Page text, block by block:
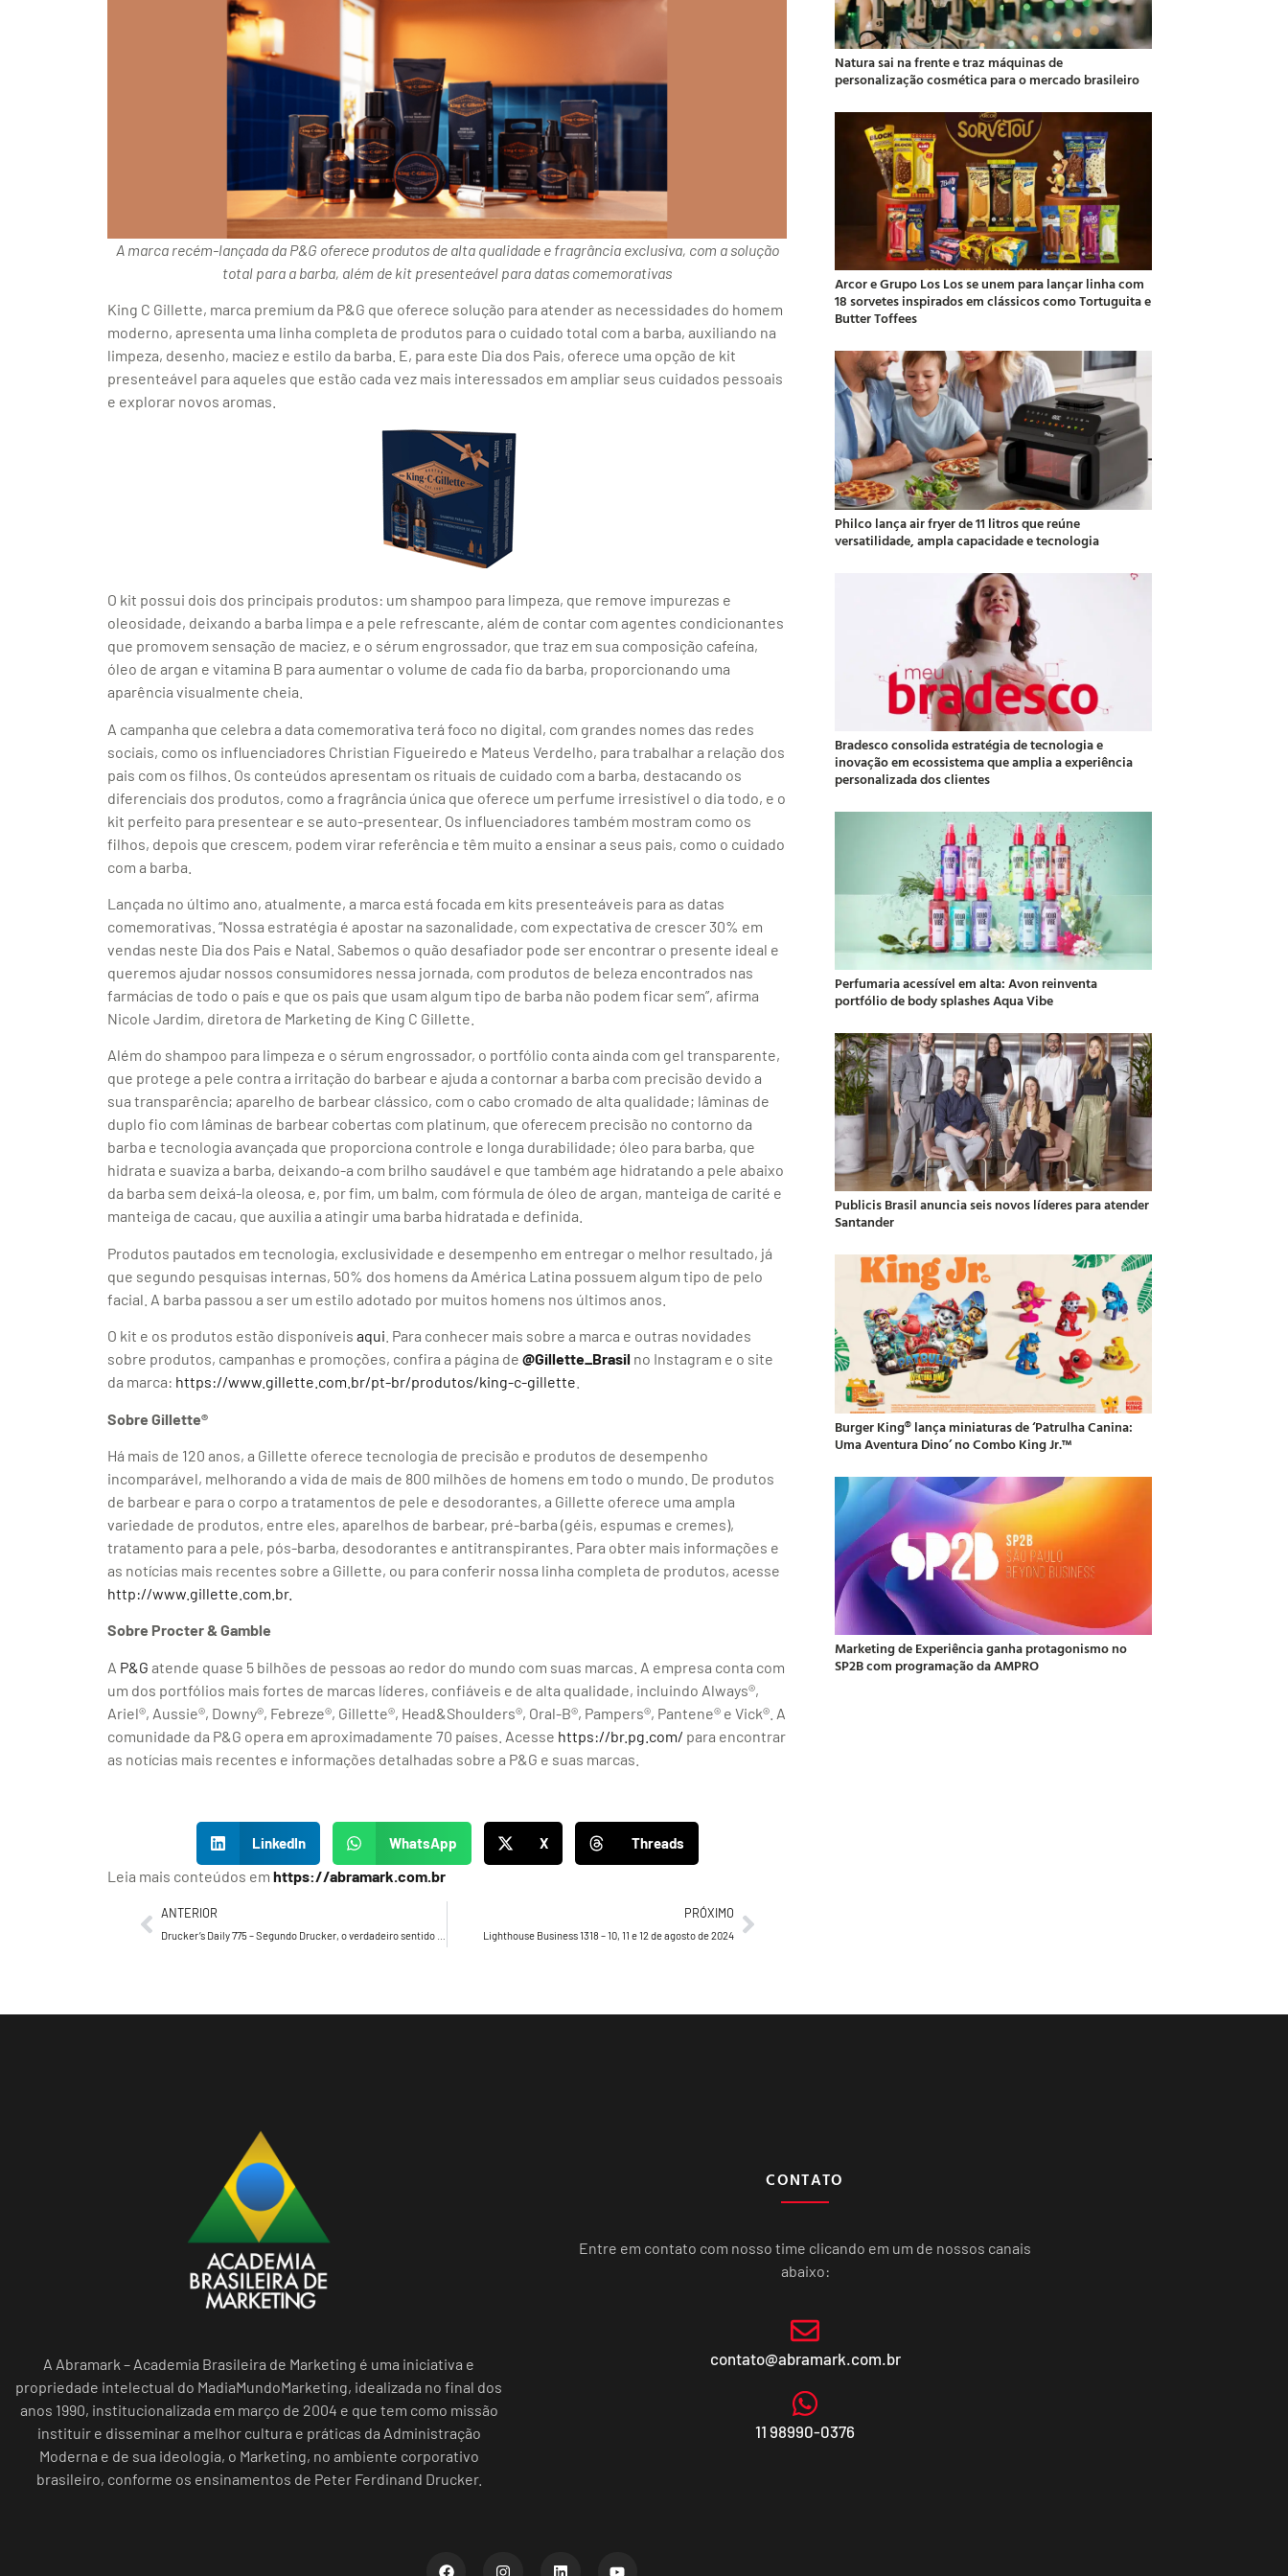
A marca recém-lançada da P&G oferece produtos de alta qualidade e fragrância exclusiva, com a solução
total para a barba, além de kit presenteável para datas comemorativas
King C Gillette, marca premium da P&G que oferece solução para atender as necessidades do homem
moderno, apresenta uma linha completa de produtos para o cuidado total com a barba, auxiliando na
limpeza, desenho, maciez e estilo da barba. E, para este Dia dos Pais, oferece uma opção de kit
presenteável para aqueles que estão cada vez mais interessados em ampliar seus cuidados pessoais
e explorar novos aromas.
O kit possui dois dos principais produtos: um shampoo para limpeza, que remove impurezas e
oleosidade, deixando a barba limpa e a pele refrescante, além de contar com agentes condicionantes
que promovem sensação de maciez, e o sérum engrossador, que traz em sua composição cafeína,
óleo de argan e vitamina B para aumentar o volume de cada fio da barba, proporcionando uma
aparência visualmente cheia.
A campanha que celebra a data comemorativa terá foco no digital, com grandes nomes das redes
sociais, como os influenciadores Christian Figueiredo e Mateus Verdelho, para trabalhar a relação dos
pais com os filhos. Os conteúdos apresentam os rituais de cuidado com a barba, destacando os
diferenciais dos produtos, como a fragrância única que oferece um perfume irresistível o dia todo, e o
kit perfeito para presentear e se auto-presentear. Os influenciadores também mostram como os
filhos, depois que crescem, podem virar referência e têm muito a ensinar a seus pais, como o cuidado
com a barba.
Lançada no último ano, atualmente, a marca está focada em kits presenteáveis para as datas
comemorativas. “Nossa estratégia é apostar na sazonalidade, com expectativa de crescer 30% em
vendas neste Dia dos Pais e Natal. Sabemos o quão desafiador pode ser encontrar o presente ideal e
queremos ajudar nossos consumidores nessa jornada, com produtos de beleza encontrados nas
farmácias de todo o país e que os pais que usam algum tipo de barba não podem ficar sem”, afirma
Nicole Jardim, diretora de Marketing de King C Gillette.
Além do shampoo para limpeza e o sérum engrossador, o portfólio conta ainda com gel transparente,
que protege a pele contra a irritação do barbear e ajuda a contornar a barba com precisão devido a
sua transparência; aparelho de barbear clássico, com o cabo cromado de alta qualidade; lâminas de
duplo fio com lâminas de barbear cobertas com platinum, que oferecem precisão no contorno da
barba e tecnologia avançada que proporciona controle e longa durabilidade; óleo para barba, que
hidrata e suaviza a barba, deixando-a com brilho saudável e que também age hidratando a pele abaixo
da barba sem deixá-la oleosa, e, por fim, um balm, com fórmula de óleo de argan, manteiga de carité e
manteiga de cacau, que auxilia a atingir uma barba hidratada e definida.
Produtos pautados em tecnologia, exclusividade e desempenho em entregar o melhor resultado, já
que segundo pesquisas internas, 50% dos homens da América Latina possuem algum tipo de pelo
facial. A barba passou a ser um estilo adotado por muitos homens nos últimos anos.
O kit e os produtos estão disponíveis aqui . Para conhecer mais sobre a marca e outras novidades
sobre produtos, campanhas e promoções, confira a página de @Gillette_Brasil no Instagram e o site
da marca: https://www.gillette.com.br/pt-br/produtos/king-c-gillette
Sobre Gillette®
Há mais de 120 anos, a Gillette oferece tecnologia de precisão e produtos de desempenho
incomparável, melhorando a vida de mais de 800 milhões de homens em todo o mundo. De produtos
de barbear e para o corpo a tratamentos de pele e desodorantes, a Gillette oferece uma ampla
variedade de produtos, entre eles, aparelhos de barbear, pré-barba (géis, espumas e cremes),
tratamento para a pele, pós-barba, desodorantes e antitranspirantes. Para obter mais informações e
as notícias mais recentes sobre a Gillette, ou para conferir nossa linha completa de produtos, acesse
http://www.gillette.com.br.
Sobre Procter & Gamble
A P&G atende quase 5 bilhões de pessoas ao redor do mundo com suas marcas. A empresa conta com
um dos portfólios mais fortes de marcas líderes, confiáveis e de alta qualidade, incluindo Always®,
Ariel®, Aussie®, Downy®, Febreze®, Gillette®, Head&Shoulders®, Oral-B®, Pampers®, Pantene® e Vick®. A
comunidade da P&G opera em aproximadamente 70 países. Acesse https://br.pg.com/ para encontrar
as notícias mais recentes e informações detalhadas sobre a P&G e suas marcas.
LinkedIn WhatsApp X Threads
Leia mais conteúdos em https://abramark.com.br
ANTERIOR PRÓXIMO
Lighthouse Business 1318 – 10, 11 e 12 de agosto de 2024
Natura sai na frente e traz máquinas de
personalização cosmética para o mercado brasileiro
Arcor e Grupo Los Los se unem para lançar linha com
18 sorvetes inspirados em clássicos como Tortuguita e
Butter Toffees
Philco lança air fryer de 11 litros que reúne
versatilidade, ampla capacidade e tecnologia
Bradesco consolida estratégia de tecnologia e
inovação em ecossistema que amplia a experiência
personalizada dos clientes
Perfumaria acessível em alta: Avon reinventa
portfólio de body splashes Aqua Vibe
Publicis Brasil anuncia seis novos líderes para atender
Santander
Burger King® lança miniaturas de ‘Patrulha Canina:
Uma Aventura Dino’ no Combo King Jr.™
Marketing de Experiência ganha protagonismo no
SP2B com programação da AMPRO
A Abramark – Academia Brasileira de Marketing é uma iniciativa e
propriedade intelectual do MadiaMundoMarketing, idealizada no final dos
anos 1990, institucionalizada em março de 2004 e que tem como missão
instituir e disseminar a melhor cultura e práticas da Administração
Moderna e de sua ideologia, o Marketing, no ambiente corporativo
brasileiro, conforme os ensinamentos de Peter Ferdinand Drucker.
CONTATO
Entre em contato com nosso time clicando em um de nossos canais
abaixo:
contato@abramark.com.br
11 98990-0376